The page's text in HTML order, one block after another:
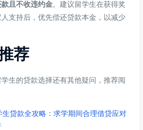
且不收违约金。建议留学生在获得奖
支持后，优先偿还贷款本金，以减少
荐
生的贷款选择还有其他疑问，推荐阅
生贷款全攻略：求学期间合理借贷应对